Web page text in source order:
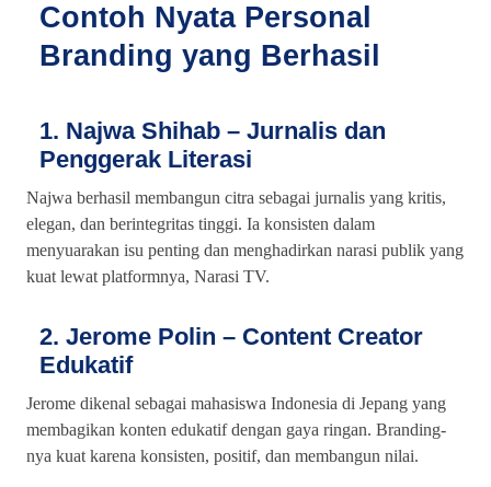
Contoh Nyata Personal
Branding yang Berhasil
1. Najwa Shihab – Jurnalis dan
Penggerak Literasi
Najwa berhasil membangun citra sebagai jurnalis yang kritis,
elegan, dan berintegritas tinggi. Ia konsisten dalam
menyuarakan isu penting dan menghadirkan narasi publik yang
kuat lewat platformnya, Narasi TV.
2. Jerome Polin – Content Creator
Edukatif
Jerome dikenal sebagai mahasiswa Indonesia di Jepang yang
membagikan konten edukatif dengan gaya ringan. Branding-
nya kuat karena konsisten, positif, dan membangun nilai.